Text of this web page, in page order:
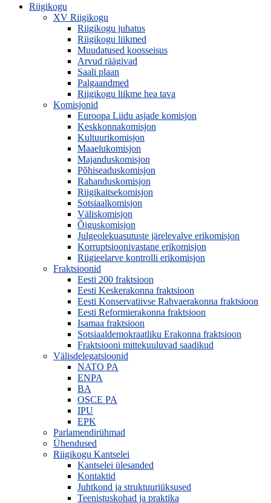
Riigikogu
XV Riigikogu
Riigikogu juhatus
Riigikogu liikmed
Muudatused koosseisus
Arvud räägivad
Saali plaan
Palgaandmed
Riigikogu liikme hea tava
Komisjonid
Euroopa Liidu asjade komisjon
Keskkonnakomisjon
Kultuurikomisjon
Maaelukomisjon
Majanduskomisjon
Põhiseaduskomisjon
Rahanduskomisjon
Riigikaitsekomisjon
Sotsiaalkomisjon
Väliskomisjon
Õiguskomisjon
Julgeolekuasutuste järelevalve erikomisjon
Korruptsioonivastane erikomisjon
Riigieelarve kontrolli erikomisjon
Fraktsioonid
Eesti 200 fraktsioon
Eesti Keskerakonna fraktsioon
Eesti Konservatiivse Rahvaerakonna fraktsioon
Eesti Reformierakonna fraktsioon
Isamaa fraktsioon
Sotsiaaldemokraatliku Erakonna fraktsioon
Fraktsiooni mittekuuluvad saadikud
Välisdelegatsioonid
NATO PA
ENPA
BA
OSCE PA
IPU
EPK
Parlamendirühmad
Ühendused
Riigikogu Kantselei
Kantselei ülesanded
Kontaktid
Juhtkond ja struktuuriüksused
Teenistuskohad ja praktika